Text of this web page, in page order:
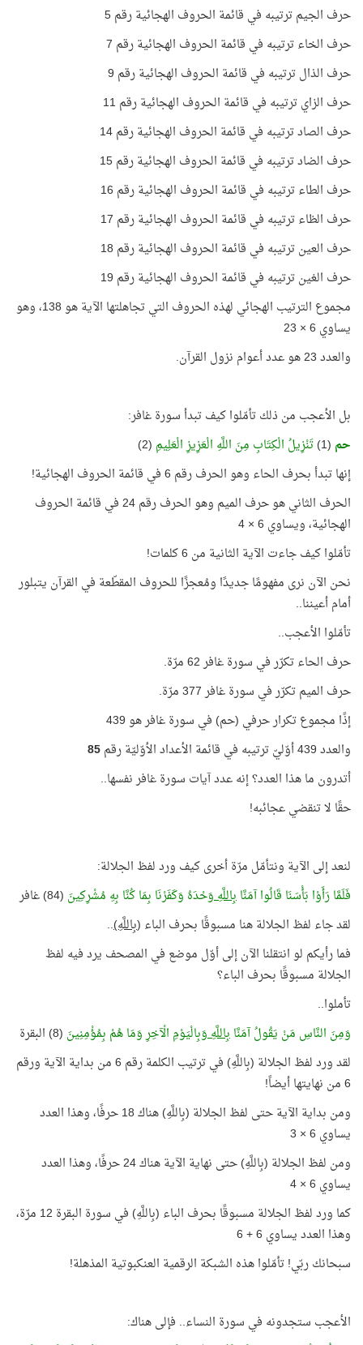
حرف الجيم ترتيبه في قائمة الحروف الهجائية رقم 5
حرف الخاء ترتيبه في قائمة الحروف الهجائية رقم 7
حرف الذال ترتيبه في قائمة الحروف الهجائية رقم 9
حرف الزاي ترتيبه في قائمة الحروف الهجائية رقم 11
حرف الصاد ترتيبه في قائمة الحروف الهجائية رقم 14
حرف الضاد ترتيبه في قائمة الحروف الهجائية رقم 15
حرف الطاء ترتيبه في قائمة الحروف الهجائية رقم 16
حرف الظاء ترتيبه في قائمة الحروف الهجائية رقم 17
حرف العين ترتيبه في قائمة الحروف الهجائية رقم 18
حرف الغين ترتيبه في قائمة الحروف الهجائية رقم 19
مجموع الترتيب الهجائي لهذه الحروف التي تجاهلتها الآية هو 138، وهو
يساوي 6 × 23
والعدد 23 هو عدد أعوام نزول القرآن.
بل الأعجب من ذلك تأمّلوا كيف تبدأ سورة غافر:
حم (1) تَنْزِيلُ الْكِتَابِ مِنَ اللَّهِ الْعَزِيزِ الْعَلِيمِ (2)
إنها تبدأ بحرف الحاء وهو الحرف رقم 6 في قائمة الحروف الهجائية!
الحرف الثاني هو حرف الميم وهو الحرف رقم 24 في قائمة الحروف
الهجائية، ويساوي 6 × 4
تأمّلوا كيف جاءت الآية الثانية من 6 كلمات!
نحن الآن نرى مفهومًا جديدًا ومُعجزًا للحروف المقطّعة في القرآن يتبلور
أمام أعيننا..
تأمّلوا الأعجب..
حرف الحاء تكرّر في سورة غافر 62 مرّة.
حرف الميم تكرّر في سورة غافر 377 مرّة.
إذًا مجموع تكرار حرفي (حم) في سورة غافر هو 439
والعدد 439 أوّليّ ترتيبه في قائمة الأعداد الأوّليّة رقم
85
أتدرون ما هذا العدد؟ إنه عدد آيات سورة غافر نفسها..
حقًا لا تنقضي عجائبه!
لنعد إلى الآية ونتأمّل مرّة أخرى كيف ورد لفظ الجلالة:
فَلَمَّا رَأَوْا بَأْسَنَا قَالُوا آمَنَّابِاللَّهِوَحْدَهُ وَكَفَرْنَا بِمَا كُنَّا بِهِ مُشْرِكِينَ (84) غافر
لقد جاء لفظ الجلالة هنا مسبوقًا بحرف الباء (بِاللَّهِ)..
فما رأيكم لو انتقلنا الآن إلى أوّل موضع في المصحف يرد فيه لفظ
الجلالة مسبوقًا بحرف الباء؟
تأملوا..
وَمِنَ النَّاسِ مَنْ يَقُولُ آمَنَّابِاللَّهِوَبِالْيَوْمِ الْآخِرِ وَمَا هُمْ بِمُؤْمِنِينَ (8) البقرة
لقد ورد لفظ الجلالة (بِاللَّهِ) في ترتيب الكلمة رقم 6 من بداية الآية ورقم
6 من نهايتها أيضاً!
ومن بداية الآية حتى لفظ الجلالة (بِاللَّهِ) هناك 18 حرفًا، وهذا العدد
يساوي 6 × 3
ومن لفظ الجلالة (بِاللَّهِ) حتى نهاية الآية هناك 24 حرفًا، وهذا العدد
يساوي 6 × 4
كما ورد لفظ الجلالة مسبوقًا بحرف الباء (بِاللَّهِ) في سورة البقرة 12 مرّة،
وهذا العدد يساوي 6 + 6
سبحانك ربّي! تأمّلوا هذه الشبكة الرقمية العنكبوتية المذهلة!
الأعجب ستجدونه في سورة النساء.. فإلى هناك: